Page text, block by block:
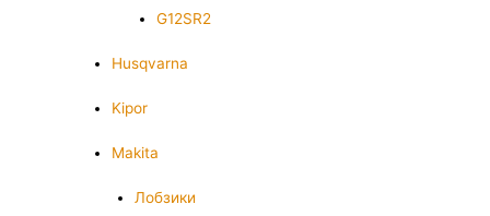
G12SR2
Husqvarna
Kipor
Makita
Лобзики